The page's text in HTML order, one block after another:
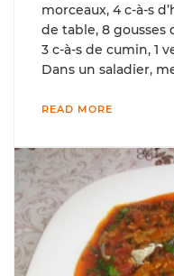
morceaux, 4 c-à-s
de table, 8 gousses
3 c-à-s de cumin, 1
Dans un saladier,
READ MORE